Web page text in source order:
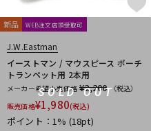
SOLD OUT
新品 WEB注文店頭受取可
J.W.Eastman
イーストマン / マウスピース ポーチ
トランペット用 2本用
メーカー希望小売価格 ¥2,200 （税込）
販売価格¥1,980(税込)
ポイント：1% (18pt)